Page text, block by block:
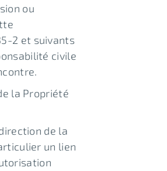
ou
2 et suivants
civile
la Propriété
de la
un lien